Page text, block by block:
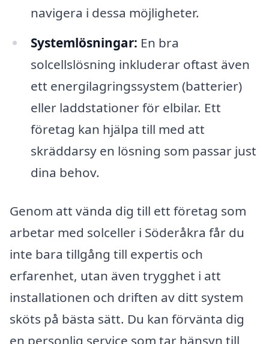
navigera i dessa möjligheter.
Systemlösningar: En bra
solcellslösning inkluderar oftast även
ett energilagringssystem (batterier)
eller laddstationer för elbilar. Ett
företag kan hjälpa till med att
skräddarsy en lösning som passar just
dina behov.
Genom att vända dig till ett företag som
arbetar med solceller i Söderåkra får du
inte bara tillgång till expertis och
erfarenhet, utan även trygghet i att
installationen och driften av ditt system
sköts på bästa sätt. Du kan förvänta dig
en personlig service som tar hänsyn till